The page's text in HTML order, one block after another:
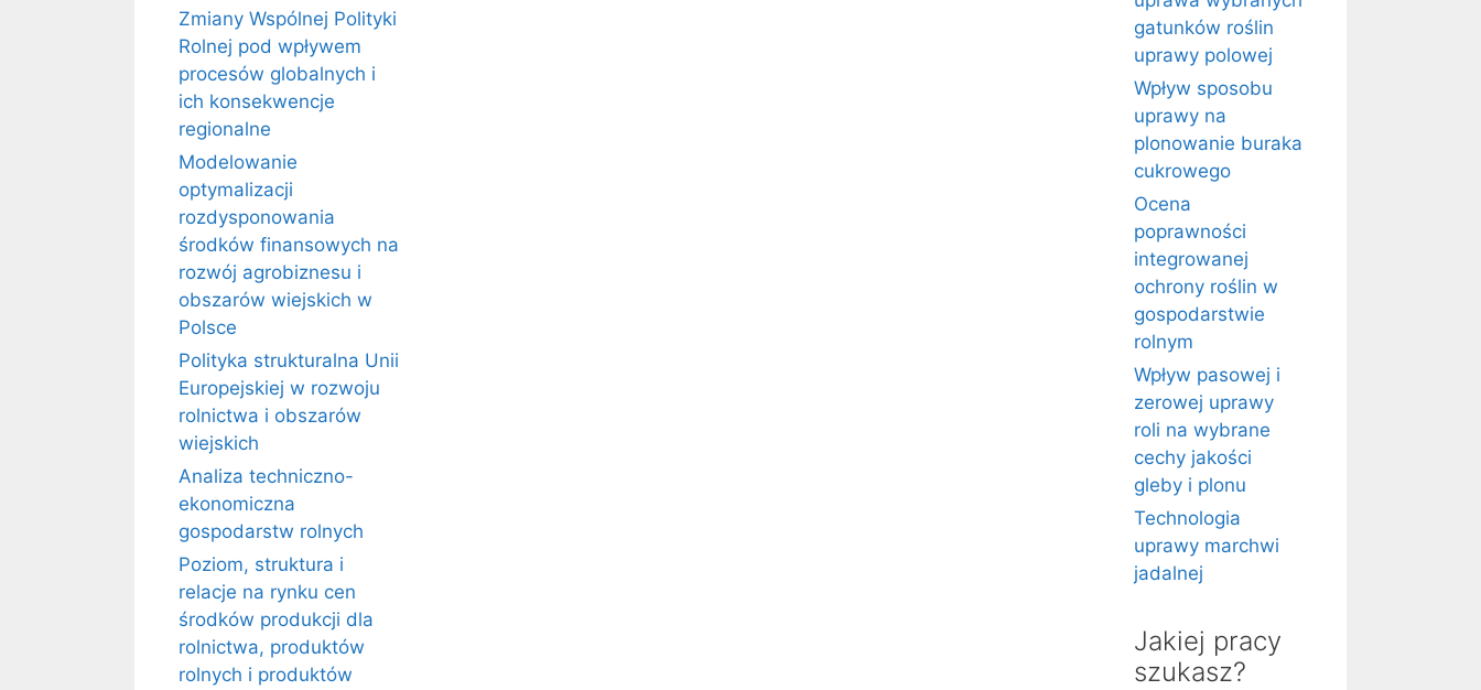
Zmiany Wspólnej Polityki
Rolnej pod wpływem
procesów globalnych i
ich konsekwencje
regionalne
Modelowanie
optymalizacji
rozdysponowania
środków finansowych na
rozwój agrobiznesu i
obszarów wiejskich w
Polsce
Polityka strukturalna Unii
Europejskiej w rozwoju
rolnictwa i obszarów
wiejskich
Analiza techniczno-
ekonomiczna
gospodarstw rolnych
Poziom, struktura i
relacje na rynku cen
środków produkcji dla
rolnictwa, produktów
rolnych i produktów
gatunków roślin
uprawy polowej
Wpływ sposobu
uprawy na
plonowanie buraka
cukrowego
Ocena
poprawności
integrowanej
ochrony roślin w
gospodarstwie
rolnym
Wpływ pasowej i
zerowej uprawy
roli na wybrane
cechy jakości
gleby i plonu
Technologia
uprawy marchwi
jadalnej
Jakiej pracy
szukasz?